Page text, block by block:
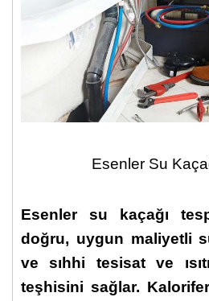
Esenler Su
Esenler su kaçağı
doğru, uygun maliyetli
vesıhhi tesisatve
teşhisini sağlar.